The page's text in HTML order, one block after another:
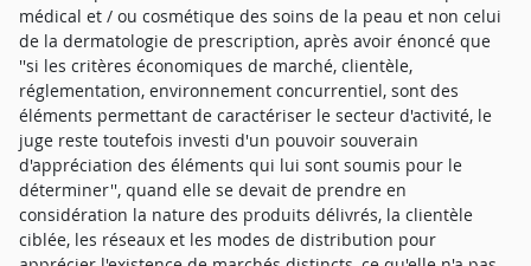
médical et / ou cosmétique des soins de la peau et non celui
de la dermatologie de prescription, après avoir énoncé que
''si les critères économiques de marché, clientèle,
réglementation, environnement concurrentiel, sont des
éléments permettant de caractériser le secteur d'activité, le
juge reste toutefois investi d'un pouvoir souverain
d'appréciation des éléments qui lui sont soumis pour le
déterminer'', quand elle se devait de prendre en
considération la nature des produits délivrés, la clientèle
ciblée, les réseaux et les modes de distribution pour